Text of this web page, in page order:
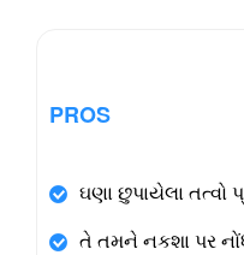
PROS
ઘણા છુપાયેલા તત્વો
તે તમને નકશા પર